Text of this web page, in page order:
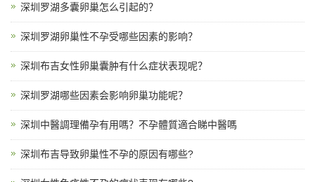
深圳罗湖多囊卵巢怎么引起的？
深圳罗湖卵巢性不孕受哪些因素的影响？
深圳布吉女性卵巢囊肿有什么症状表现呢？
深圳罗湖哪些因素会影响卵巢功能呢？
深圳中醫調理備孕有用嗎？不孕體質適合睇中醫嗎
深圳布吉导致卵巢性不孕的原因有哪些?